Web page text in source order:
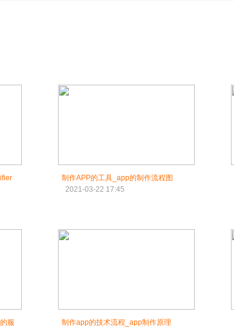
制作APP的工具_app的制作流程图
2021-03-22 17:45
服
制作app的技术流程_app制作原理